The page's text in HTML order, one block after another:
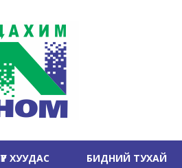
ХУУДАС БИДНИЙ ТУХАЙ